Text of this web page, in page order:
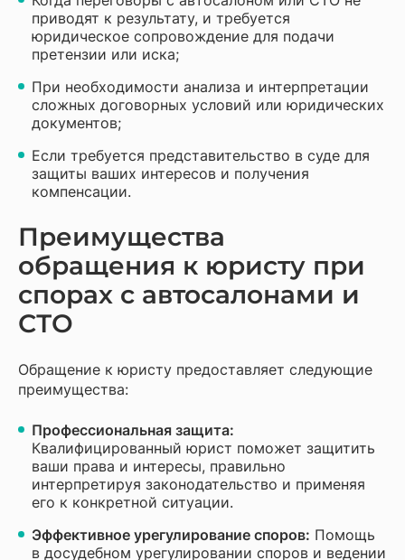
приводят к результату, и требуется
юридическое сопровождение для подачи
претензии или иска;
При необходимости анализа и интерпретации
сложных договорных условий или юридических
документов;
Если требуется представительство в суде для
защиты ваших интересов и получения
компенсации.
Преимущества
обращения к юристу при
спорах с автосалонами и
СТО
Обращение к юристу предоставляет следующие
преимущества:
Профессиональная защита:
Квалифицированный юрист поможет защитить
ваши права и интересы, правильно
интерпретируя законодательство и применяя
его к конкретной ситуации.
Эффективное урегулирование споров: Помощь
в досудебном урегулировании споров и ведении